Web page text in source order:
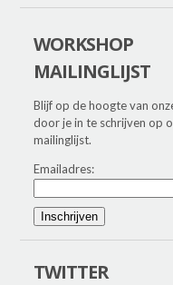
WORKSHOP
MAILINGLIJST
Blijf op de hoogte van
door je in te schrijven op
mailinglijst.
Emailadres:
Inschrijven
TWITTER